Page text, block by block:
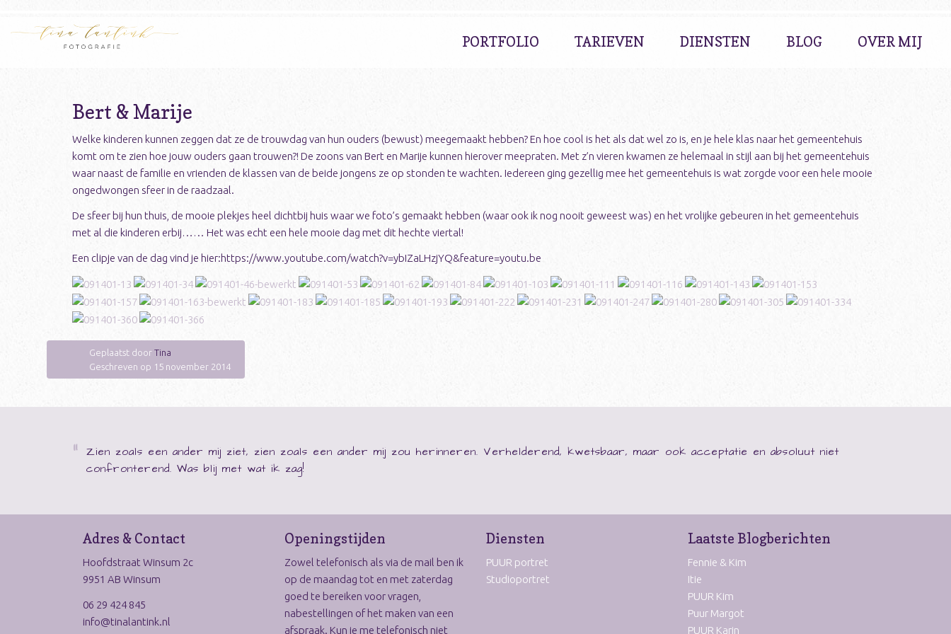
PORTFOLIO TARIEVEN DIENSTEN BLOG OVER MIJ
Bert & Marije
Welke kinderen kunnen zeggen dat ze de trouwdag van hun ouders (bewust) meegemaakt hebben? En hoe cool is het als dat wel zo is, en je hele klas naar het gemeentehuis
komt om te zien hoe jouw ouders gaan trouwen?! De zoons van Bert en Marije kunnen hierover meepraten. Met z’n vieren kwamen ze helemaal in stijl aan bij het gemeentehuis
waar naast de familie en vrienden de klassen van de beide jongens ze op stonden te wachten. Iedereen ging gezellig mee het gemeentehuis is wat zorgde voor een hele mooie
ongedwongen sfeer in de raadzaal.
De sfeer bij hun thuis, de mooie plekjes heel dichtbij huis waar we foto’s gemaakt hebben (waar ook ik nog nooit geweest was) en het vrolijke gebeuren in het gemeentehuis
met al die kinderen erbij…… Het was echt een hele mooie dag met dit hechte viertal!
Een clipje van de dag vind je hier:https://www.youtube.com/watch?v=ybIZaLHzjYQ&feature=youtu.be
Geplaatst door Tina
Geschreven op 15 november 2014
Zien zoals een ander mij ziet, zien zoals een ander mij zou herinneren. Verhelderend, kwetsbaar, maar ook acceptatie en absoluut niet
confronterend. Was blij met wat ik zag!
Adres & Contact
Hoofdstraat Winsum 2c
9951 AB Winsum
06 29 424 845
info@tinalantink.nl
Openingstijden
Zowel telefonisch als via de mail ben ik
op de maandag tot en met zaterdag
goed te bereiken voor vragen,
nabestellingen of het maken van een
afspraak. Kun je me telefonisch niet
Diensten
PUUR portret
Studioportret
Laatste Blogberichten
Fennie & Kim
Itie
PUUR Kim
Puur Margot
PUUR Karin